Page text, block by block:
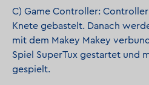
C) Game Controller:
Knete gebastelt. Danach
mit dem Makey Makey
Spiel SuperTux gestartet und
gespielt.